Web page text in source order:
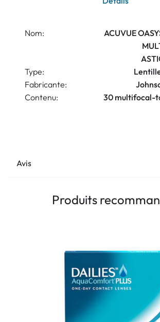
Nom:
ACUVUE
Type:
Fabricante:
Contenu:
30 multifocal-
Avis
Produits